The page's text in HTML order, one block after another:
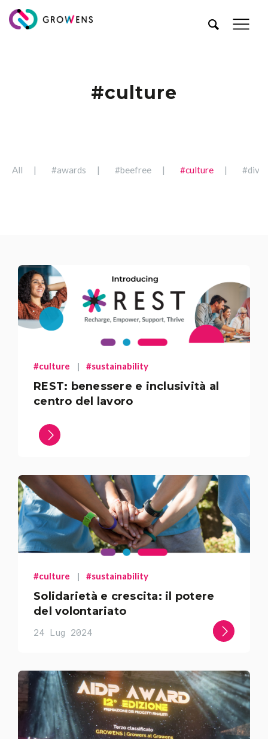
#culture
All #awards #beefree #culture
#culture | #sustainability
REST: benessere e inclusività al
centro del lavoro
#culture | #sustainability
Solidarietà e crescita: il potere
del volontariato
24 Lug 2024